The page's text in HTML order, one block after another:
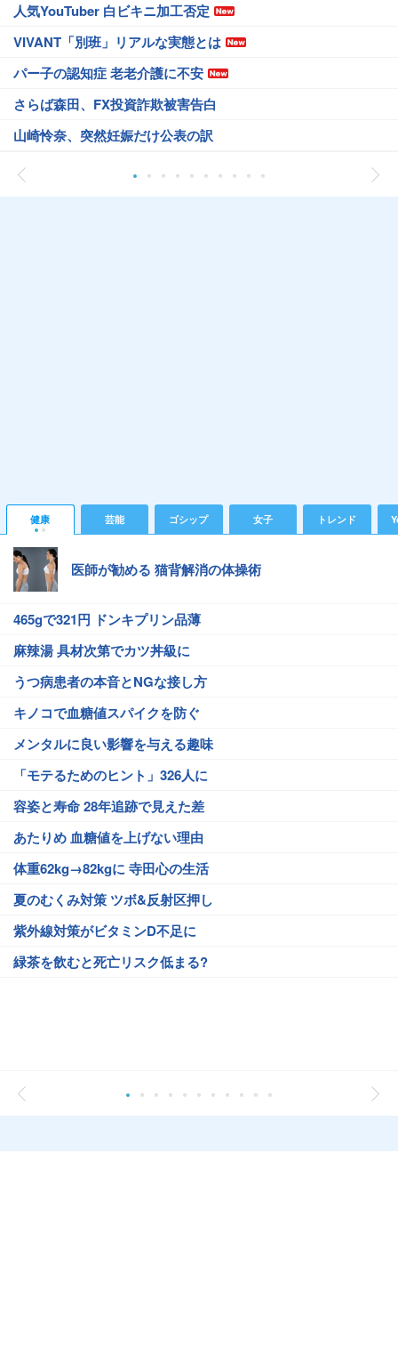
人気YouTuber 白ビキニ加工否定
VIVANT「別班」リアルな実態とは
パー子の認知症 老老介護に不安
さらば森田、FX投資詐欺被害告白
山崎怜奈、突然妊娠だけ公表の訳
健康 芸能 ゴシップ 女子 トレンド
医師が勧める 猫背解消の体操術
465gで321円 ドンキプリン品薄
麻辣湯 具材次第でカツ丼級に
うつ病患者の本音とNGな接し方
キノコで血糖値スパイクを防ぐ
メンタルに良い影響を与える趣味
「モテるためのヒント」326人に
容姿と寿命 28年追跡で見えた差
あたりめ 血糖値を上げない理由
体重62kg→82kgに 寺田心の生活
夏のむくみ対策 ツボ&反射区押し
紫外線対策がビタミンD不足に
緑茶を飲むと死亡リスク低まる?